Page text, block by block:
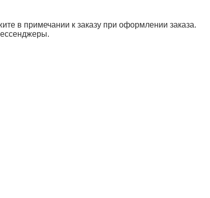
в примечании к заказу при оформлении заказа.